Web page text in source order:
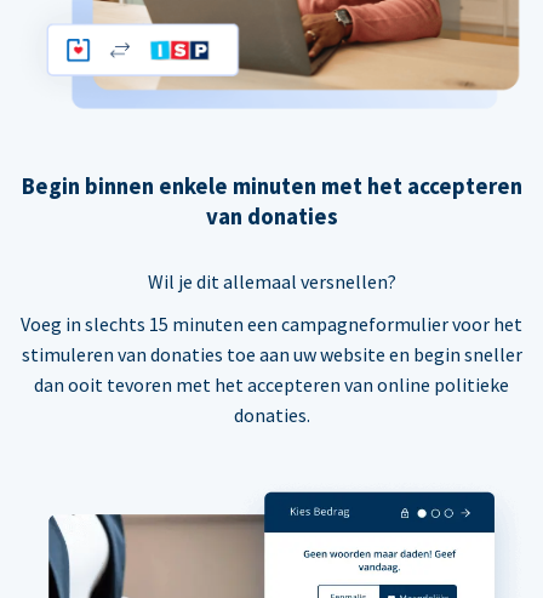
Begin binnen enkele minuten met het accepteren
van donaties
Wil je dit allemaal versnellen?
Voeg in slechts 15 minuten een campagneformulier voor het
stimuleren van donaties toe aan uw website en begin sneller
dan ooit tevoren met het accepteren van online politieke
donaties.